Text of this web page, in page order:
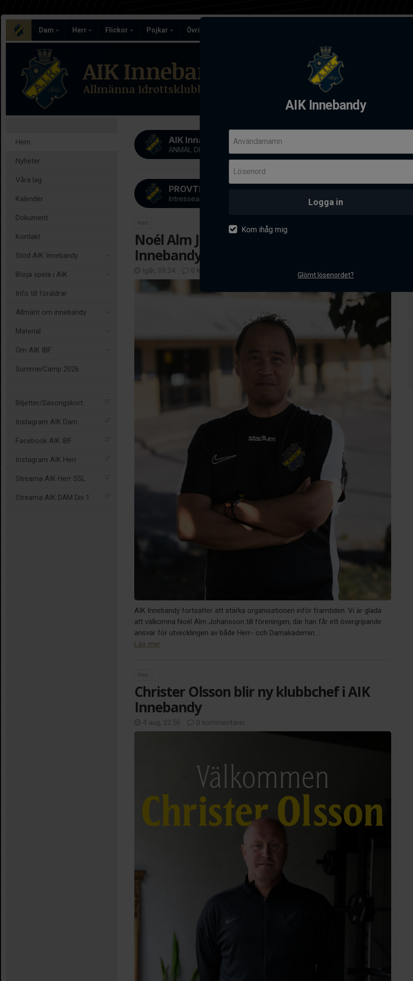
Dam Herr Flickor Pojkar Övriga lag
AIK Innebandy
Användarnamn
Lösenord
Logga in
Kom ihåg mig
Glömt lösenordet?
AIK Innebandy
Allmänna Idrottsklubben
Hem
Nyheter
Våra lag
Kalender
Dokument
Kontakt
Stöd AIK Innebandy
Börja spela i AIK
Info till föräldrar
Allmänt om innebandy
Material
Om AIK IBF
SummerCamp 2026
Biljetter/Säsongskort
Instagram AIK Dam
Facebook AIK IBF
Instagram AIK Herr
Streama AIK Herr SSL
Streama AIK DAM Div 1
AIK Innabandy Summer camp 2026
ANMÄL DIG NU
Intresseanmälan
Herr
Noél Alm Johansson ansluter till AIK
Innebandys akademiverksamhet
Igår, 09:34 0 kommentarer
AIK Innebandy fortsätter att stärka organisationen inför framtiden. Vi är glada
att välkomna Noél Alm Johansson till föreningen, där han får ett övergripande
ansvar för utvecklingen av både Herr- och Damakademin....
Läs mer
Herr
Christer Olsson blir ny klubbchef i AIK
Innebandy
4 aug, 22:56 0 kommentarer